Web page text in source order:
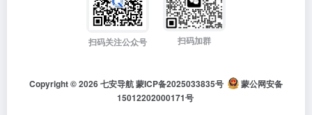
扫码关注公众号 扫码加群
Copyright © 2026七安导航蒙ICP备2025033835号
蒙公网安备
15012202000171号